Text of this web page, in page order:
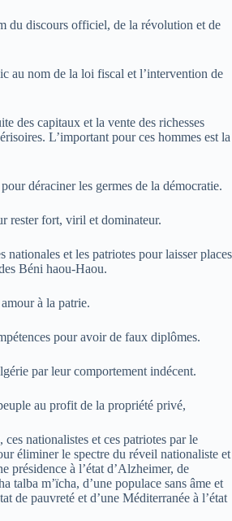
du discours officiel, de la révolution et de
au nom de la loi fiscal et l’intervention de
des capitaux et la vente des richesses
L’important pour ces hommes est la
déraciner les germes de la démocratie.
rester fort, viril et dominateur.
nationales et les patriotes pour laisser places
Béni haou-Haou.
à la patrie.
pour avoir de faux diplômes.
par leur comportement indécent.
au profit de la propriété privé,
nationalistes et ces patriotes par le
éliminer le spectre du réveil nationaliste et
présidence à l’état d’Alzheimer, de
talba m’ïcha, d’une populace sans âme et
de pauvreté et d’une Méditerranée à l’état